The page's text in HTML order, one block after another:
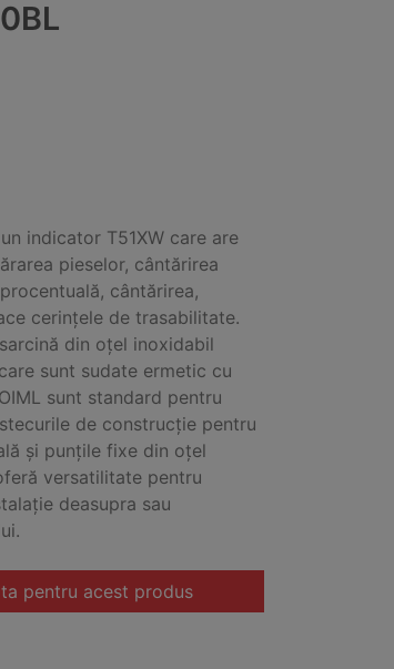
indicator T51XW care are
pieselor, cântărirea
cântărirea,
cerințele de trasabilitate.
din oțel inoxidabil
sunt sudate ermetic cu
sunt standard pentru
de construcție pentru
și punțile fixe din oțel
versatilitate pentru
deasupra sau
pentru acest produs